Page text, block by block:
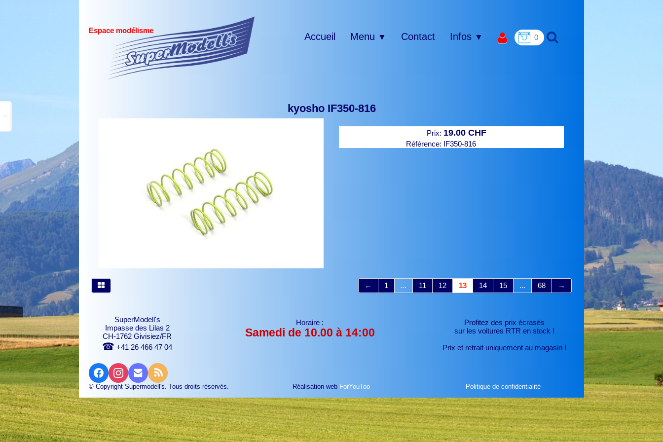
Espace modélisme
Accueil Menu ▼ Contact Infos ▼ 0
kyosho IF350-816
Prix: 19.00 CHF
Référence: IF350-816
← 1 ... 11 12 13 14 15 ... 68 →
SuperModell's
Impasse des Lilas 2
CH-1762 Givisiez/FR
☎ +41 26 466 47 04
Horaire :
Samedi de 10.00 à 14:00
Profitez des prix écrasés
sur les voitures RTR en stock !
Prix et retrait uniquement au magasin !
© Copyright Supermodell's. Tous droits réservés. Réalisation web ForYouToo Politique de confidentialité